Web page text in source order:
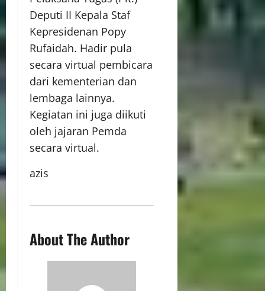
Deputi II Kepala Staf
Kepresidenan Popy
Rufaidah. Hadir pula
secara virtual pembicara
dari kementerian dan
lembaga lainnya.
Kegiatan ini juga diikuti
oleh jajaran Pemda
secara virtual.
azis
About The Author